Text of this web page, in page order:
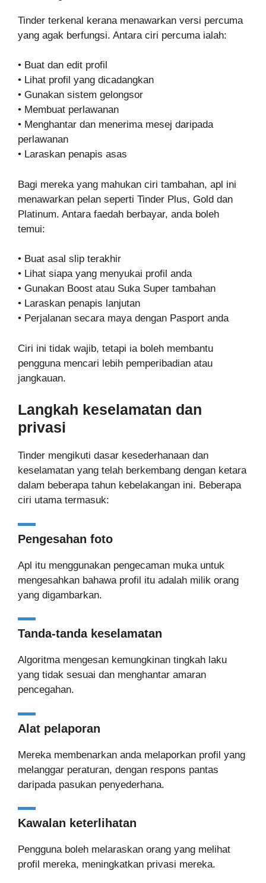
Tinder terkenal kerana menawarkan versi percuma
yang agak berfungsi. Antara ciri percuma ialah:
• Buat dan edit profil
• Lihat profil yang dicadangkan
• Gunakan sistem gelongsor
• Membuat perlawanan
• Menghantar dan menerima mesej daripada
perlawanan
• Laraskan penapis asas
Bagi mereka yang mahukan ciri tambahan, apl ini
menawarkan pelan seperti Tinder Plus, Gold dan
Platinum. Antara faedah berbayar, anda boleh
temui:
• Buat asal slip terakhir
• Lihat siapa yang menyukai profil anda
• Gunakan Boost atau Suka Super tambahan
• Laraskan penapis lanjutan
• Perjalanan secara maya dengan Pasport anda
Ciri ini tidak wajib, tetapi ia boleh membantu
pengguna mencari lebih pemperibadian atau
jangkauan.
Langkah keselamatan dan
privasi
Tinder mengikuti dasar kesederhanaan dan
keselamatan yang telah berkembang dengan ketara
dalam beberapa tahun kebelakangan ini. Beberapa
ciri utama termasuk:
Pengesahan foto
Apl itu menggunakan pengecaman muka untuk
mengesahkan bahawa profil itu adalah milik orang
yang digambarkan.
Tanda-tanda keselamatan
Algoritma mengesan kemungkinan tingkah laku
yang tidak sesuai dan menghantar amaran
pencegahan.
Alat pelaporan
Mereka membenarkan anda melaporkan profil yang
melanggar peraturan, dengan respons pantas
daripada pasukan penyederhana.
Kawalan keterlihatan
Pengguna boleh melaraskan orang yang melihat
profil mereka, meningkatkan privasi mereka.